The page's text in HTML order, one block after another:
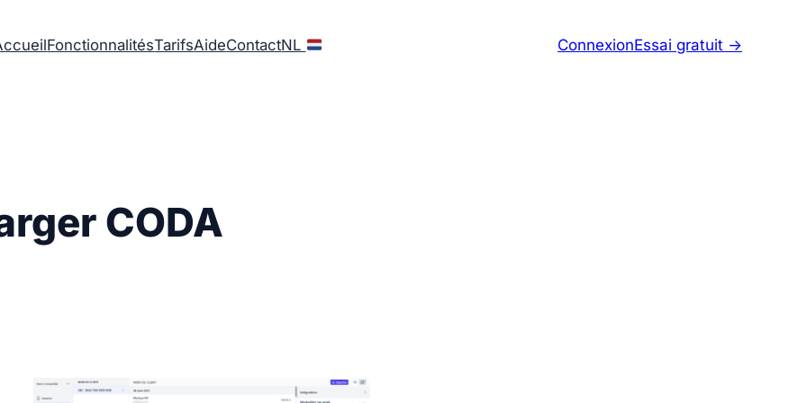
FonctionnalitésTarifsAideContactNL ConnexionEssai gratuit ->
CODA